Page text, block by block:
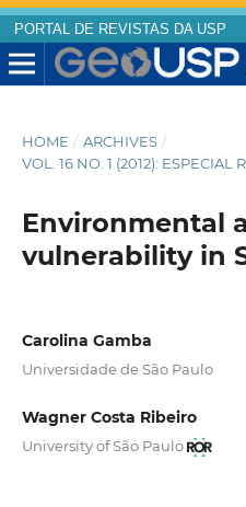
PORTAL DE REVISTAS DA USP
HOME / ARCHIVES /
VOL. 16 NO. 1 (2012): ESPECIAL
Environmental
vulnerability in
Carolina Gamba
Universidade de São Paulo
Wagner Costa Ribeiro
University of São Paulo